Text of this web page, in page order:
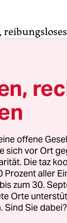
der Senat
Anbieter
Monate
die
„Hotspots“
Klar sei,
keine
offene
sich vor Ort
Die taz
Prozent aller
zum 30.
Orte
Sind Sie dabei?